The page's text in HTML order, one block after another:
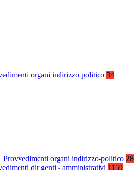
organi indirizzo-politico 34
Provvedimenti organi indirizzo-politico 28
dirigenti - amministrativi 1159